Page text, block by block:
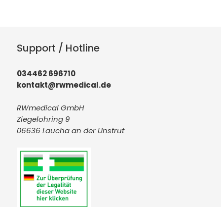
Support / Hotline
034462 696710
kontakt@rwmedical.de
RWmedical GmbH
Ziegelohring 9
06636 Laucha an der Unstrut